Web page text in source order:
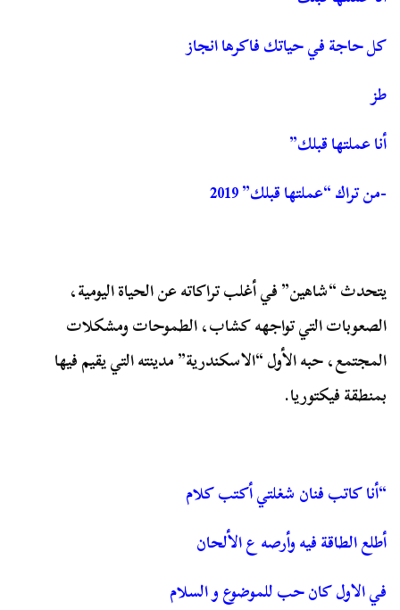
كل حاجة في حياتك فاكرها انجاز
طز
أنا عملتها قبلك”
-من تراك “عملتها قبلك” 2019
يتحدث “شاهين” في أغلب تراكاته عن الحياة اليومية،
الصعوبات التي تواجهه كشاب، الطموحات ومشكلات
المجتمع، حبه الأول “الاسكندرية” مدينته التي يقيم فيها
بمنطقة فيكتوريا.
“أنا كاتب فنان شغلتي أكتب كلام
أطلع الطاقة فيه وأرصه ع الألحان
في الاول كان حب للموضوع و السلام